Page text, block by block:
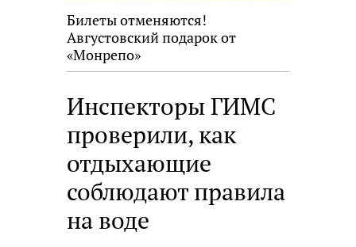
Билеты отменяются!
Августовский подарок от
«Монрепо»
Инспекторы ГИМС
проверили, как
отдыхающие
соблюдают правила
на воде